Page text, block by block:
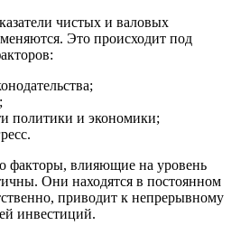
чистых и валовых
Это происходит под
политики и экономики;
факторы, влияющие на уровень
Они находятся в постоянном
приводит к непрерывному
инвестиций.